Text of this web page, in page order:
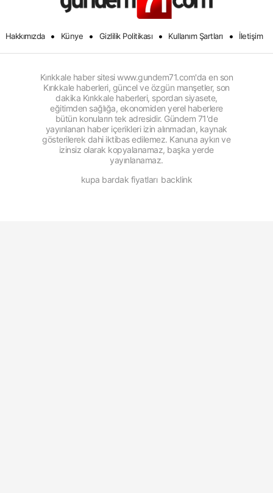
Hakkımızda • Künye • Gizlilik Politikası • Kullanım Şartları • İletişim
Kırıkkale haber sitesi www.gundem71.com'da en son
Kırıkkale haberleri, güncel ve özgün manşetler, son
dakika Kırıkkale haberleri, spordan siyasete,
eğitimden sağlığa, ekonomiden yerel haberlere
bütün konuların tek adresidir. Gündem 71'de
yayınlanan haber içerikleri izin alınmadan, kaynak
gösterilerek dahi iktibas edilemez. Kanuna aykırı ve
izinsiz olarak kopyalanamaz, başka yerde
yayınlanamaz.
kupa bardak fiyatları backlink